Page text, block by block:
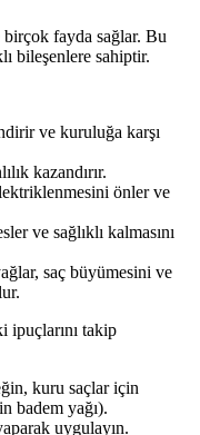
birçok fayda sağlar. Bu
bileşenlere sahiptir.
ve kuruluğa karşı
kazandırır.
önler ve
ve sağlıklı kalmasını
saç büyümesini ve
ipuçlarını takip
kuru saçlar için
badem yağı).
uygulayın.